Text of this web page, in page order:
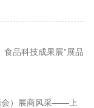
品科技成果展”展品
会）展商风采——上